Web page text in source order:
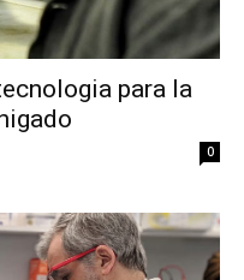
para la
0